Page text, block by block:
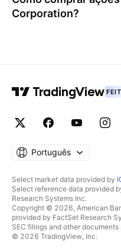
Corporation?
Português
Select market data provided by
Select reference data provided
Research Systems Inc.
Copyright © 2026, American
provided by FactSet Research
SEC filings and other
© 2026 TradingView, Inc.